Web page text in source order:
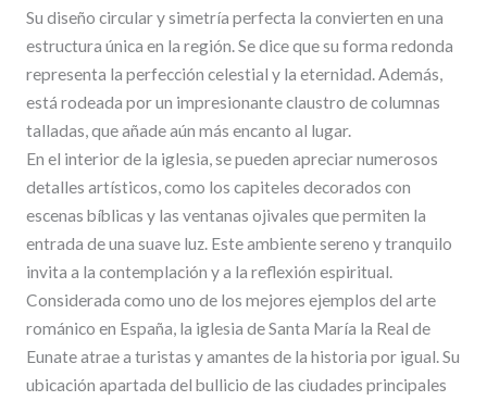
Su diseño circular y simetría perfecta la convierten en una
estructura única en la región. Se dice que su forma redonda
representa la perfección celestial y la eternidad. Además,
está rodeada por un impresionante claustro de columnas
talladas, que añade aún más encanto al lugar.
En el interior de la iglesia, se pueden apreciar numerosos
detalles artísticos, como los capiteles decorados con
escenas bíblicas y las ventanas ojivales que permiten la
entrada de una suave luz. Este ambiente sereno y tranquilo
invita a la contemplación y a la reflexión espiritual.
Considerada como uno de los mejores ejemplos del arte
románico en España, la iglesia de Santa María la Real de
Eunate atrae a turistas y amantes de la historia por igual. Su
ubicación apartada del bullicio de las ciudades principales